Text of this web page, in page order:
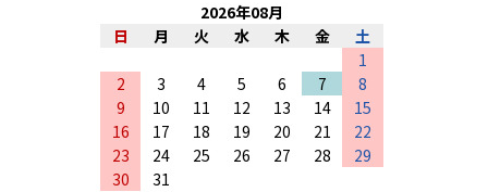
2026年08月
日
月 火 水 木 金
土
1
2
3 4 5 6 7
8
9
10 11 12 13 14
15
16
17 18 19 20 21
22
23
24 25 26 27 28
29
30
31